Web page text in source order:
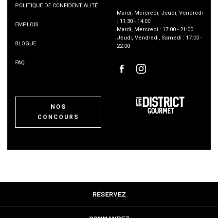
RÉSERVEZ
POLITIQUE DE CONFIDENTIALITÉ
EMPLOIS
BLOGUE
FAQ
Mardi, Mercredi, Jeudi, Vendredi
: 11:30 - 14:00
Mardi, Mercredi : 17:00 - 21:00
Jeudi, Vendredi, Samedi : 17:00 -
22:00
NOS
CONCOURS